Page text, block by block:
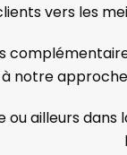
vers les
notre
ailleurs